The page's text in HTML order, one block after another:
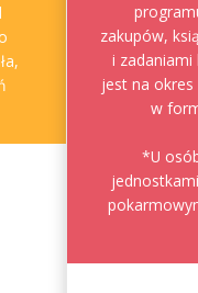
zakupów,
i
jest na
w
*U